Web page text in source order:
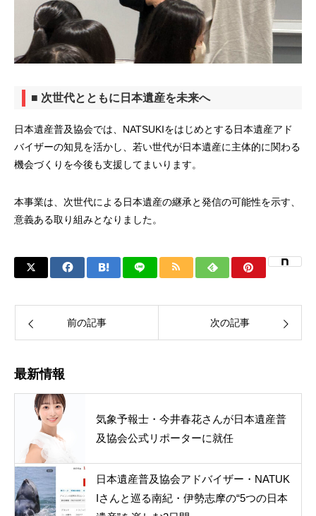
■ 次世代とともに日本遺産を未来へ
日本遺産普及協会では、NATSUKIをはじめとする日本遺産アド
バイザーの知見を活かし、若い世代が日本遺産に主体的に関わる
機会づくりを今後も支援してまいります。
本事業は、次世代による日本遺産の継承と発信の可能性を示す、
意義ある取り組みとなりました。
前の記事 次の記事
最新情報
気象予報士・今井春花さんが日本遺産普
及協会公式リポーターに就任
日本遺産普及協会アドバイザー・NATUK
Iさんと巡る南紀・伊勢志摩の“5つの日本